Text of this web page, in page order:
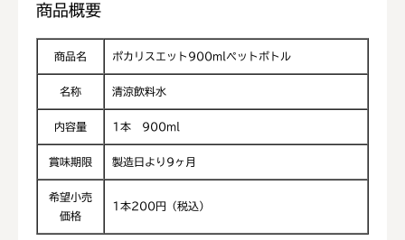
商品概要
商品名 ポカリスエット900mlペットボトル
名称 清涼飲料水
内容量 1本 900ml
賞味期限 製造日より9ヶ月
希望小売
価格
1本200円（税込）